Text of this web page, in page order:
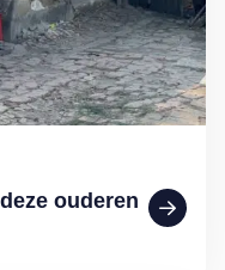
ouderen